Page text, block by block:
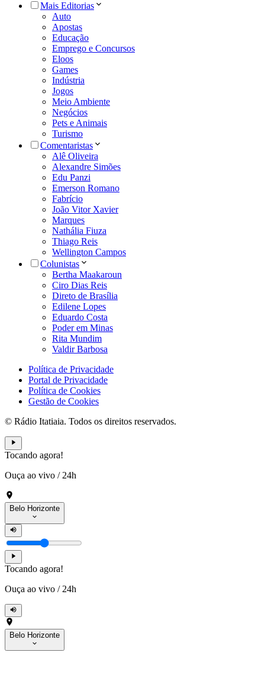
Mais Editorias
Auto
Apostas
Educação
Emprego e Concursos
Eloos
Games
Indústria
Jogos
Meio Ambiente
Negócios
Pets e Animais
Turismo
Comentaristas
Alê Oliveira
Alexandre Simões
Edu Panzi
Emerson Romano
Fabrício
João Vitor Xavier
Marques
Nathália Fiuza
Thiago Reis
Wellington Campos
Colunistas
Bertha Maakaroun
Ciro Dias Reis
Direto de Brasília
Edilene Lopes
Eduardo Costa
Poder em Minas
Rita Mundim
Valdir Barbosa
Política de Privacidade
Portal de Privacidade
Política de Cookies
Gestão de Cookies
© Rádio Itatiaia. Todos os direitos reservados.
Tocando agora!
Ouça ao vivo / 24h
Belo Horizonte
Tocando agora!
Ouça ao vivo / 24h
Belo Horizonte